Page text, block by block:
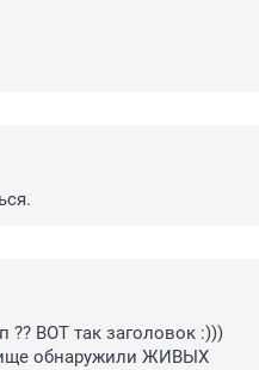
?? ВОТ так заголовок :)))
обнаружили ЖИВЫХ